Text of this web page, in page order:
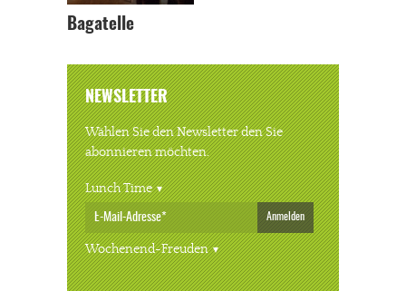
Bagatelle
NEWSLETTER
Wählen Sie den Newsletter den Sie
abonnieren möchten.
Lunch Time
Anmelden
Wochenend-Freuden